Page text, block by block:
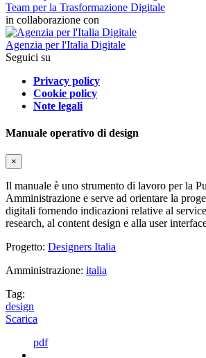
Team per la Trasformazione Digitale
in collaborazione con
Agenzia per l'Italia Digitale
Seguici su
Privacy policy
Cookie policy
Note legali
Manuale operativo di design
×
Il manuale è uno strumento di lavoro per la
Amministrazione e serve ad orientare la
digitali fornendo indicazioni relative al
research, al content design e alla user
Progetto: Designers Italia
Amministrazione: italia
Tag:
design
Scarica
pdf